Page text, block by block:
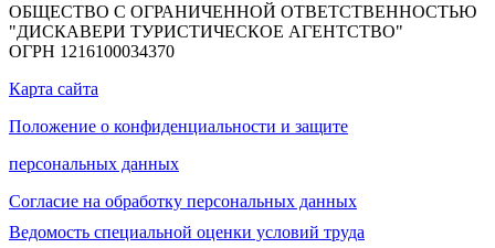
ОБЩЕСТВО С ОГРАНИЧЕННОЙ ОТВЕТСТВЕННОСТЬЮ
"ДИСКАВЕРИ ТУРИСТИЧЕСКОЕ АГЕНТСТВО"
ОГРН 1216100034370
Карта сайта
Положение о конфиденциальности и защите
персональных данных
Согласие на обработку персональных данных
Ведомость специальной оценки условий труда